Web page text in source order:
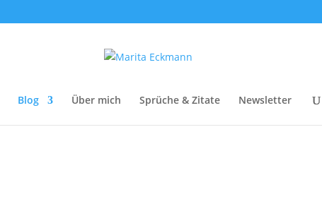
Blog Über mich Sprüche & Zitate Newsletter